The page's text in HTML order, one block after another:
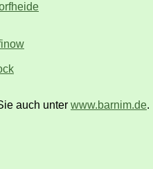
auch unter www.barnim.de.